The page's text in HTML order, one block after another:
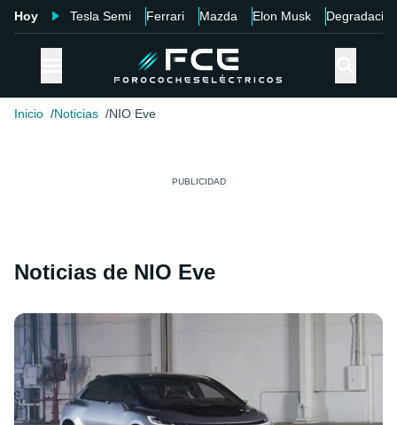
Hoy Tesla Semi Ferrari Mazda Elon Musk Degradación
Inicio Noticias NIO Eve
Noticias de NIO Eve